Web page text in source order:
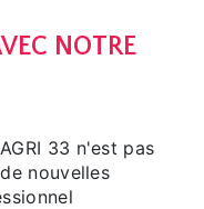
NOTRE
33 n'est pas
nouvelles